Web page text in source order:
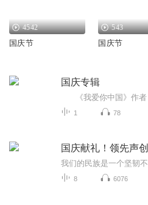
4542
国庆节
543
国庆节
国庆专辑
1 78
国庆献礼！领先声
8 6076